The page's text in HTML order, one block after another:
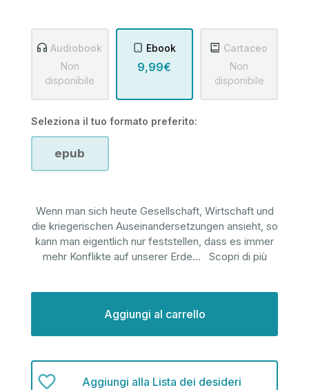
Audiobook
Non
disponibile
Ebook
9,99€
Cartaceo
Non
disponibile
Seleziona il tuo formato preferito:
epub
Wenn man sich heute Gesellschaft, Wirtschaft und
die kriegerischen Auseinandersetzungen ansieht, so
kann man eigentlich nur feststellen, dass es immer
mehr Konflikte auf unserer Erde... Scopri di più
Aggiungi alla Lista dei desideri